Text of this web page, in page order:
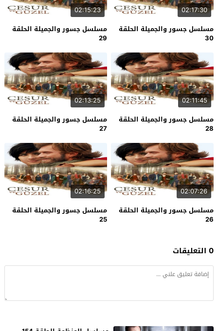
02:17:30
مسلسل جسور والجميلة الحلقة
30
02:15:23
مسلسل جسور والجميلة الحلقة
29
02:11:45
مسلسل جسور والجميلة الحلقة
28
02:13:25
مسلسل جسور والجميلة الحلقة
27
02:07:26
مسلسل جسور والجميلة الحلقة
26
02:16:25
مسلسل جسور والجميلة الحلقة
25
0 التعليقات